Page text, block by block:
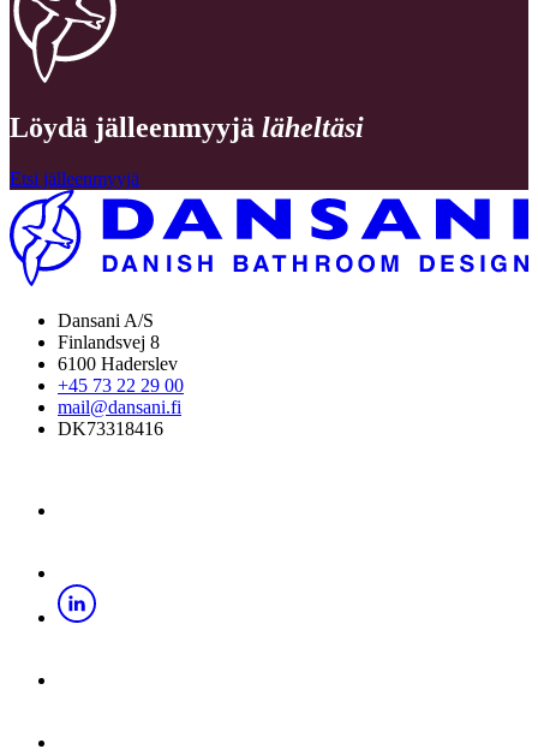
Löydä jälleenmyyjä läheltäsi
Etsi jälleenmyyjä
Dansani A/S
Finlandsvej 8
6100 Haderslev
+45 73 22 29 00
mail@dansani.fi
DK73318416